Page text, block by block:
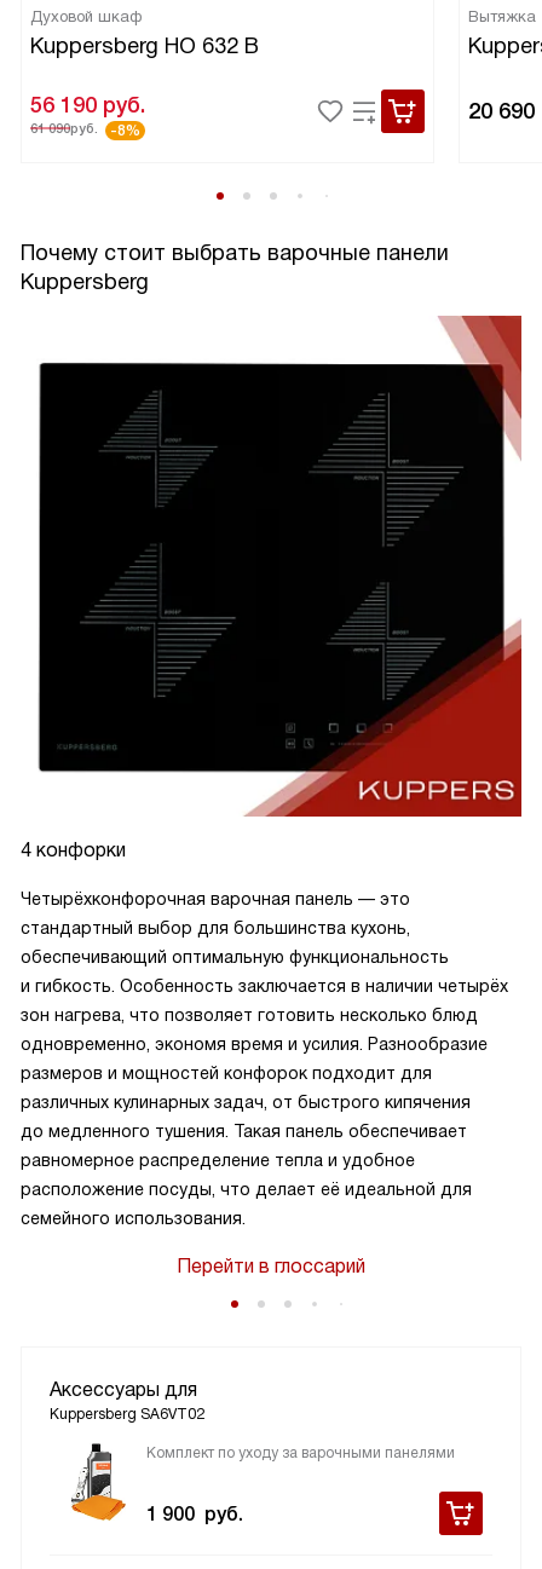
Духовой шкаф
Kuppersberg HO 632 B
56 190 руб.
61 090руб. -8%
Вытяжка
20 690
Почему стоит выбрать варочные панели
Kuppersberg
4 конфорки
Четырёхконфорочная варочная панель — это
стандартный выбор для большинства кухонь,
обеспечивающий оптимальную функциональность
и гибкость. Особенность заключается в наличии четырёх
зон нагрева, что позволяет готовить несколько блюд
одновременно, экономя время и усилия. Разнообразие
размеров и мощностей конфорок подходит для
различных кулинарных задач, от быстрого кипячения
до медленного тушения. Такая панель обеспечивает
равномерное распределение тепла и удобное
расположение посуды, что делает её идеальной для
семейного использования.
Перейти в глоссарий
Аксессуары для
Kuppersberg SA6VT02
Комплект по уходу за варочными панелями
1 900 руб.